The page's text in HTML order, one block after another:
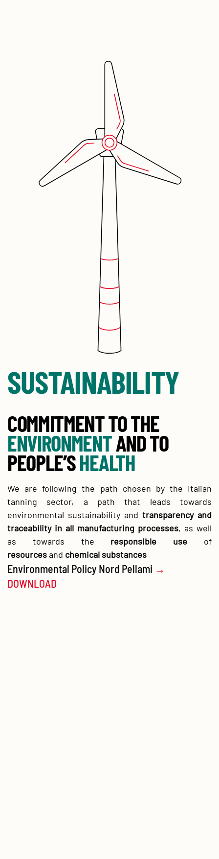
SUSTAINABILITY
COMMITMENT TO THE
ENVIRONMENTAND TO
PEOPLE’SHEALTH
We are following the path chosen by the Italian
tanning sector, a path that leads towards
environmental sustainability and transparency and
traceability in all manufacturing processes, as well
as towards the responsible use of
resourcesand chemical substances
Environmental Policy Nord Pellami →
DOWNLOAD